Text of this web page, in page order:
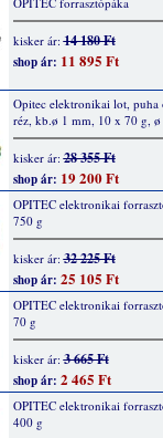
kisker ár:14 180 Ft
shop ár: 11 895 Ft
Opitec elektronikai lot, puha
réz, kb.ø 1 mm, 10 x 70 g,
kisker ár:28 355 Ft
shop ár: 19 200 Ft
OPITEC elektronikai
750 g
kisker ár:32 225 Ft
shop ár: 25 105 Ft
OPITEC elektronikai
70 g
kisker ár:3 665 Ft
shop ár: 2 465 Ft
OPITEC elektronikai
400 g